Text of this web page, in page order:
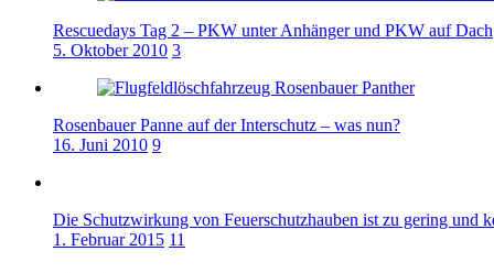
Rescuedays Tag 2 – PKW unter Anhänger und PKW auf Dach
5. Oktober 2010 3
Rosenbauer Panne auf der Interschutz – was nun?
16. Juni 2010 9
Die Schutzwirkung von Feuerschutzhauben ist zu gering und
1. Februar 2015 11